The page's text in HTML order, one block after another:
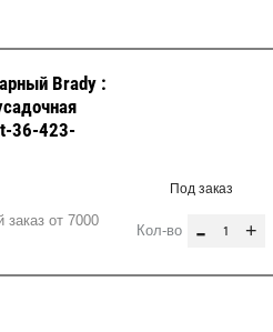
Brady :
36-423-
от 7000
Под заказ
Кол-во - +